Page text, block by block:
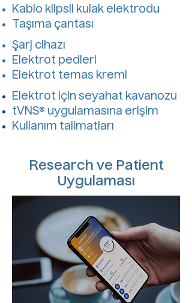
Kablo klipsli kulak elektrodu
Taşıma çantası
Şarj cihazı
Elektrot pedleri
Elektrot temas kremi
Elektrot için seyahat kavanozu
tVNS® uygulamasına erişim
Kullanım talimatları
Research ve Patient
Uygulaması